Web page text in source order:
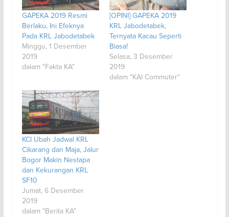
GAPEKA 2019 Resmi
Berlaku, Ini Efeknya
Pada KRL Jabodetabek
Minggu, 1 Desember
2019
dalam "Fakta KA"
[OPINI] GAPEKA 2019
KRL Jabodetabek,
Ternyata Kacau Seperti
Biasa!
Selasa, 3 Desember
2019
dalam "KAI Commuter"
KCI Ubah Jadwal KRL
Cikarang dan Maja, Jalur
Bogor Makin Nestapa
dan Kekurangan KRL
SF10
Jumat, 6 Desember
2019
dalam "Berita KA"